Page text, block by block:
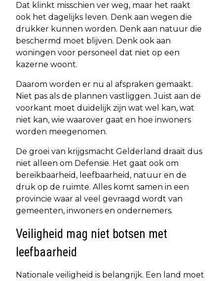
Dat klinkt misschien ver weg, maar het raakt
ook het dagelijks leven. Denk aan wegen die
drukker kunnen worden. Denk aan natuur die
beschermd moet blijven. Denk ook aan
woningen voor personeel dat niet op een
kazerne woont.
Daarom worden er nu al afspraken gemaakt.
Niet pas als de plannen vastliggen. Juist aan de
voorkant moet duidelijk zijn wat wel kan, wat
niet kan, wie waarover gaat en hoe inwoners
worden meegenomen.
De groei van krijgsmacht Gelderland draait dus
niet alleen om Defensie. Het gaat ook om
bereikbaarheid, leefbaarheid, natuur en de
druk op de ruimte. Alles komt samen in een
provincie waar al veel gevraagd wordt van
gemeenten, inwoners en ondernemers.
Veiligheid mag niet botsen met
leefbaarheid
Nationale veiligheid is belangrijk. Een land moet